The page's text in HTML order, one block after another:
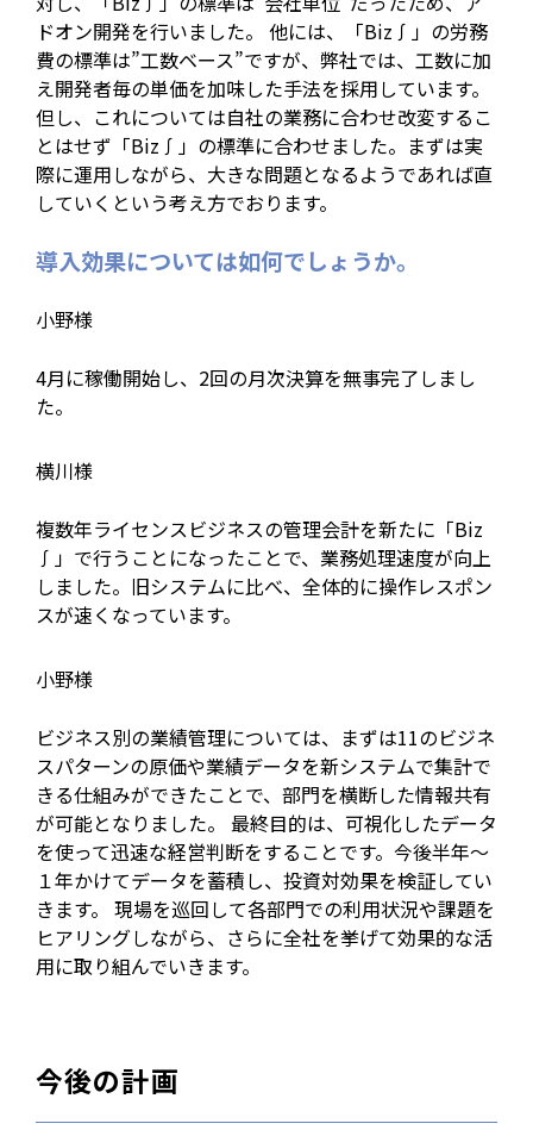
ドオン開発を行いました。 他には、「Biz∫」の労務
費の標準は”工数ベース”ですが、弊社では、工数に加
え開発者毎の単価を加味した手法を採用しています。
但し、これについては自社の業務に合わせ改変するこ
とはせず「Biz∫」の標準に合わせました。まずは実
際に運用しながら、大きな問題となるようであれば直
していくという考え方でおります。
導入効果については如何でしょうか。
小野様
4月に稼働開始し、2回の月次決算を無事完了しまし
た。
横川様
複数年ライセンスビジネスの管理会計を新たに「Biz
∫」で行うことになったことで、業務処理速度が向上
しました。旧システムに比べ、全体的に操作レスポン
スが速くなっています。
小野様
ビジネス別の業績管理については、まずは11のビジネ
スパターンの原価や業績データを新システムで集計で
きる仕組みができたことで、部門を横断した情報共有
が可能となりました。 最終目的は、可視化したデータ
を使って迅速な経営判断をすることです。今後半年～
１年かけてデータを蓄積し、投資対効果を検証してい
きます。 現場を巡回して各部門での利用状況や課題を
ヒアリングしながら、さらに全社を挙げて効果的な活
用に取り組んでいきます。
今後の計画